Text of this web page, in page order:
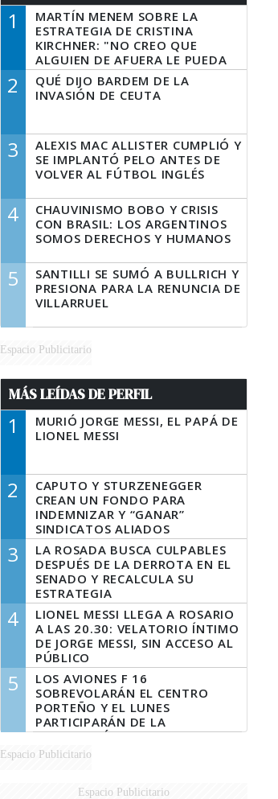
1
MARTÍN MENEM SOBRE LA
ESTRATEGIA DE CRISTINA
KIRCHNER: "NO CREO QUE
ALGUIEN DE AFUERA LE PUEDA
DECIR A LA JUSTICIA LO QUE
TIENE QUE HACER"
2
QUÉ DIJO BARDEM DE LA
INVASIÓN DE CEUTA
3
ALEXIS MAC ALLISTER CUMPLIÓ Y
SE IMPLANTÓ PELO ANTES DE
VOLVER AL FÚTBOL INGLÉS
4
CHAUVINISMO BOBO Y CRISIS
CON BRASIL: LOS ARGENTINOS
SOMOS DERECHOS Y HUMANOS
5
SANTILLI SE SUMÓ A BULLRICH Y
PRESIONA PARA LA RENUNCIA DE
VILLARRUEL
Espacio Publicitario
MÁS LEÍDAS DE PERFIL
1
MURIÓ JORGE MESSI, EL PAPÁ DE
LIONEL MESSI
2
CAPUTO Y STURZENEGGER
CREAN UN FONDO PARA
INDEMNIZAR Y “GANAR”
SINDICATOS ALIADOS
3
LA ROSADA BUSCA CULPABLES
DESPUÉS DE LA DERROTA EN EL
SENADO Y RECALCULA SU
ESTRATEGIA
4
LIONEL MESSI LLEGA A ROSARIO
A LAS 20.30: VELATORIO ÍNTIMO
DE JORGE MESSI, SIN ACCESO AL
PÚBLICO
5
LOS AVIONES F 16
SOBREVOLARÁN EL CENTRO
PORTEÑO Y EL LUNES
PARTICIPARÁN DE LA
CELEBRACIÓN DE LA FUERZA
AÉREA
Espacio Publicitario
Espacio Publicitario